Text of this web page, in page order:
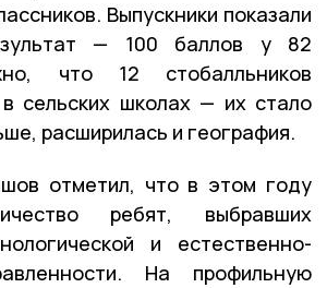
Выпускники показали
— 100 баллов у 82
что 12 стобалльников
сельских школах — их стало
расширилась и география.
отметил, что в этом году
ребят, выбравших
и естественно-
На профильную